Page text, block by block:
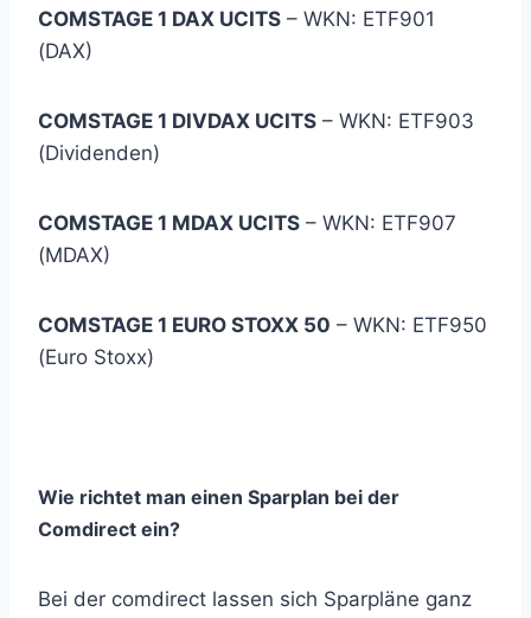
COMSTAGE 1 DAX UCITS – WKN: ETF901
(DAX)
COMSTAGE 1 DIVDAX UCITS – WKN: ETF903
(Dividenden)
COMSTAGE 1 MDAX UCITS – WKN: ETF907
(MDAX)
COMSTAGE 1 EURO STOXX 50 – WKN: ETF950
(Euro Stoxx)
Wie richtet man einen Sparplan bei der
Comdirect ein?
Bei der comdirect lassen sich Sparpläne ganz